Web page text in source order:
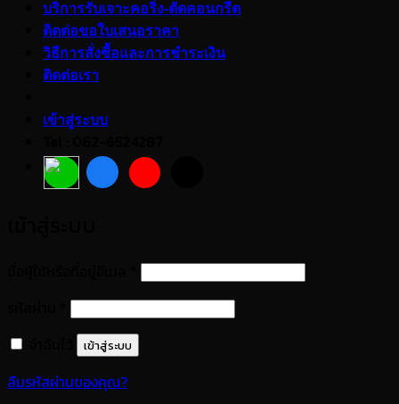
บริการรับเจาะคอริ่ง-ตัดคอนกรีต
ติดต่อขอใบเสนอราคา
วิธีการสั่งซื้อและการชำระเงิน
ติดต่อเรา
เข้าสู่ระบบ
ต้องการ
ต้องการ
เข้าสู่ระบบ
ลืมรหัสผ่านของคุณ?